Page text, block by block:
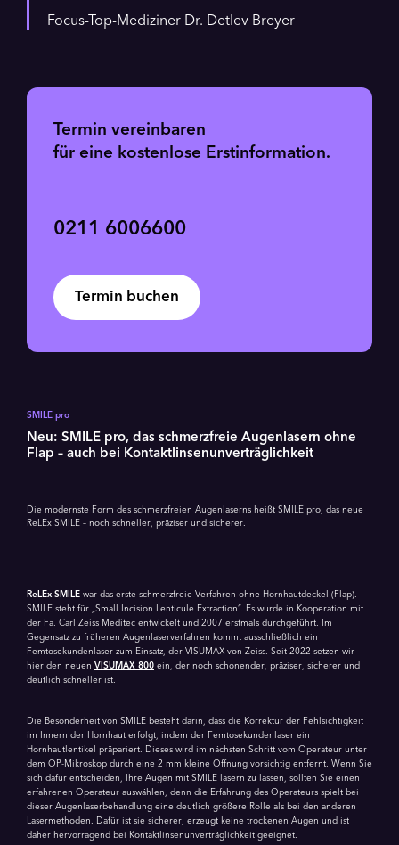
Focus-Top-Mediziner Dr. Detlev Breyer
Termin vereinbaren
für eine kostenlose Erstinformation.
0211 6006600
Termin buchen
SMILE pro
Neu: SMILE pro, das schmerzfreie Augenlasern ohne
Flap – auch bei Kontaktlinsen­unverträglichkeit
Die modernste Form des schmerzfreien Augenlaserns heißt SMILE pro, das neue
ReLEx SMILE – noch schneller, präziser und sicherer.
ReLEx SMILE war das erste schmerzfreie Verfahren ohne Hornhautdeckel (Flap).
SMILE steht für „Small Incision Lenticule Extraction“. Es wurde in Kooperation mit
der Fa. Carl Zeiss Meditec entwickelt und 2007 erstmals durch­geführt. Im
Gegensatz zu früheren Augenlaserverfahren kommt ausschließlich ein
Femtosekundenlaser zum Einsatz, der VISUMAX von Zeiss. Seit 2022 setzen wir
hier den neuen VISUMAX 800 ein, der noch schonender, präziser, sicherer und
deutlich schneller ist.
Die Besonderheit von SMILE besteht darin, dass die Korrektur der Fehlsichtigkeit
im Innern der Hornhaut erfolgt, indem der Femtosekundenlaser ein
Hornhautlentikel präpariert. Dieses wird im nächsten Schritt vom Operateur unter
dem OP-Mikroskop durch eine 2 mm kleine Öffnung vorsichtig entfernt. Wenn Sie
sich dafür entscheiden, Ihre Augen mit SMILE lasern zu lassen, sollten Sie einen
erfahrenen Operateur auswählen, denn die Erfahrung des Operateurs spielt bei
dieser Augenlaserbehandlung eine deutlich größere Rolle als bei den anderen
Laser­methoden. Dafür ist sie sicherer, erzeugt keine trockenen Augen und ist
daher hervorragend bei Kontaktlinsen­unverträglichkeit geeignet.